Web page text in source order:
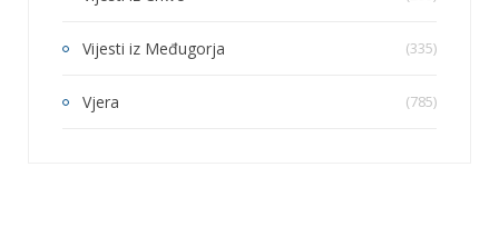
Vijesti iz Međugorja (335)
Vjera (785)